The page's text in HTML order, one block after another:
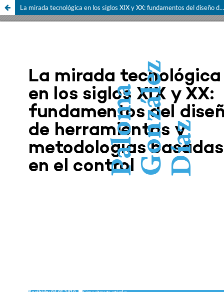
La mirada tecnológica en los siglos XIX y XX: fundamentos del diseño de herramientas y metodologías basadas en el control.